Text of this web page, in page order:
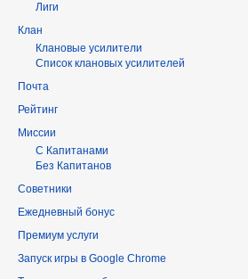
Лиги
Клан
Клановые усилители
Список клановых усилителей
Почта
Рейтинг
Миссии
С Капитанами
Без Капитанов
Советники
Ежедневный бонус
Премиум услуги
Запуск игры в Google Chrome